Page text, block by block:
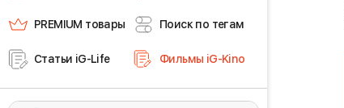
PREMIUM товары Поиск по тегам
Статьи iG-Life Фильмы iG-Kino